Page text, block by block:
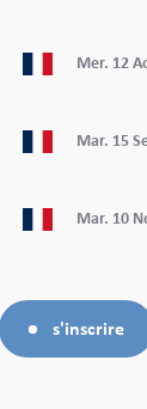
Mer. 12
Mar. 15
Mar. 10
s'inscrire